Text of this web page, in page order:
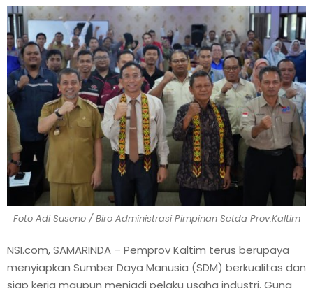
Foto Adi Suseno / Biro Administrasi Pimpinan Setda Prov.Kaltim
NSI.com, SAMARINDA – Pemprov Kaltim terus berupaya
menyiapkan Sumber Daya Manusia (SDM) berkualitas dan
siap kerja maupun menjadi pelaku usaha industri. Guna